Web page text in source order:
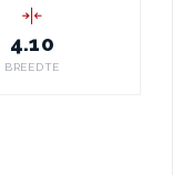
4.10
BREEDTE